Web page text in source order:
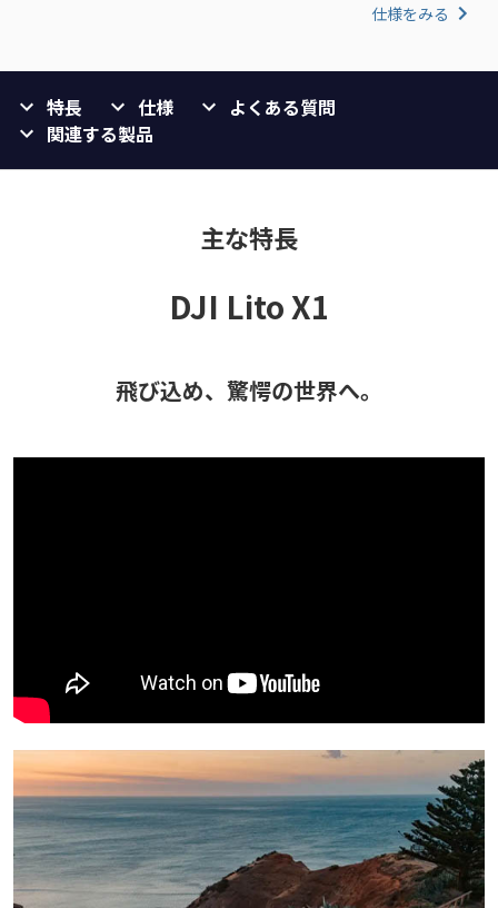
仕様をみる
特長 仕様
よくある質問
関連する製品
主な特長
DJI Lito X1
飛び込め、驚愕の世界へ。